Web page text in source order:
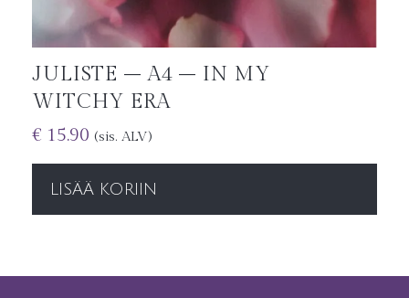
JULISTE – A4 – IN MY
WITCHY ERA
€ 15.90 (sis. ALV)
LISÄÄ KORIIN